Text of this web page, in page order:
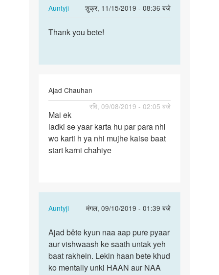
Auntyji
शुक्र, 11/15/2019 - 08:36 बजे
In
to
ye
by
Haider
Rizvi
Thank
Thank you bete!
Ajad Chauhan
रवि, 09/08/2019 - 02:05 बजे
Mai
ek
ladki
se
Mai ek
ladki se yaar karta hu par para nhi
wo karti h ya nhi mujhe kaise baat
start karni chahiye
Auntyji
मंगल, 09/10/2019 - 01:39 बजे
In
to
Mai
ek
ladki
Ajad
bête
kyun
naa
Ajad bête kyun naa aap pure pyaar
aur vishwaash ke saath untak yeh
baat rakhein. Lekin haan bete khud
ko mentally unki HAAN aur NAA